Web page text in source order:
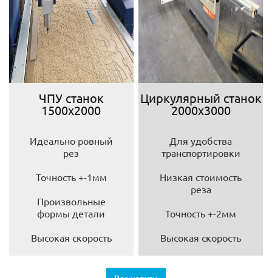
ЧПУ станок
1500х2000
Идеально ровный
рез
Точность +-1мм
Произвольные
формы детали
Высокая скорость
Циркулярный станок
2000х3000
Для удобства
транспортировки
Низкая стоимость
реза
Точность +-2мм
Высокая скорость